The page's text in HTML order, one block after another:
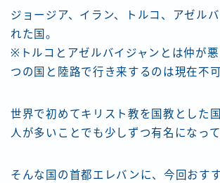
ジョージア、イラン、トルコ、アゼル
れた国。
※トルコとアゼルバイジャンとは仲が
つの国と陸路で行き来するのは現在不可
世界で初めてキリスト教を国教とした
人が多いことでも少しずつ有名になって
そんな国の首都エレバンに、今回おす